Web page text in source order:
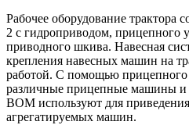
Рабочее оборудование трактора
2 с гидроприводом, прицепного
приводного шкива. Навесная
крепления навесных машин на
работой. С помощью прицепного
различные прицепные машины и
ВОМ используют для приведения
агрегатируемых машин.